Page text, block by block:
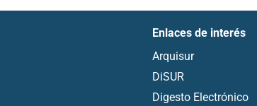
Enlaces de interés
Arquisur
DiSUR
Digesto Electrónico